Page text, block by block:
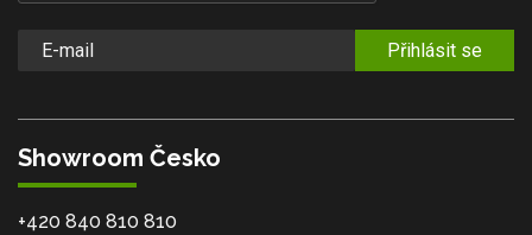
Přihlásit se
Showroom Česko
+420 840 810 810